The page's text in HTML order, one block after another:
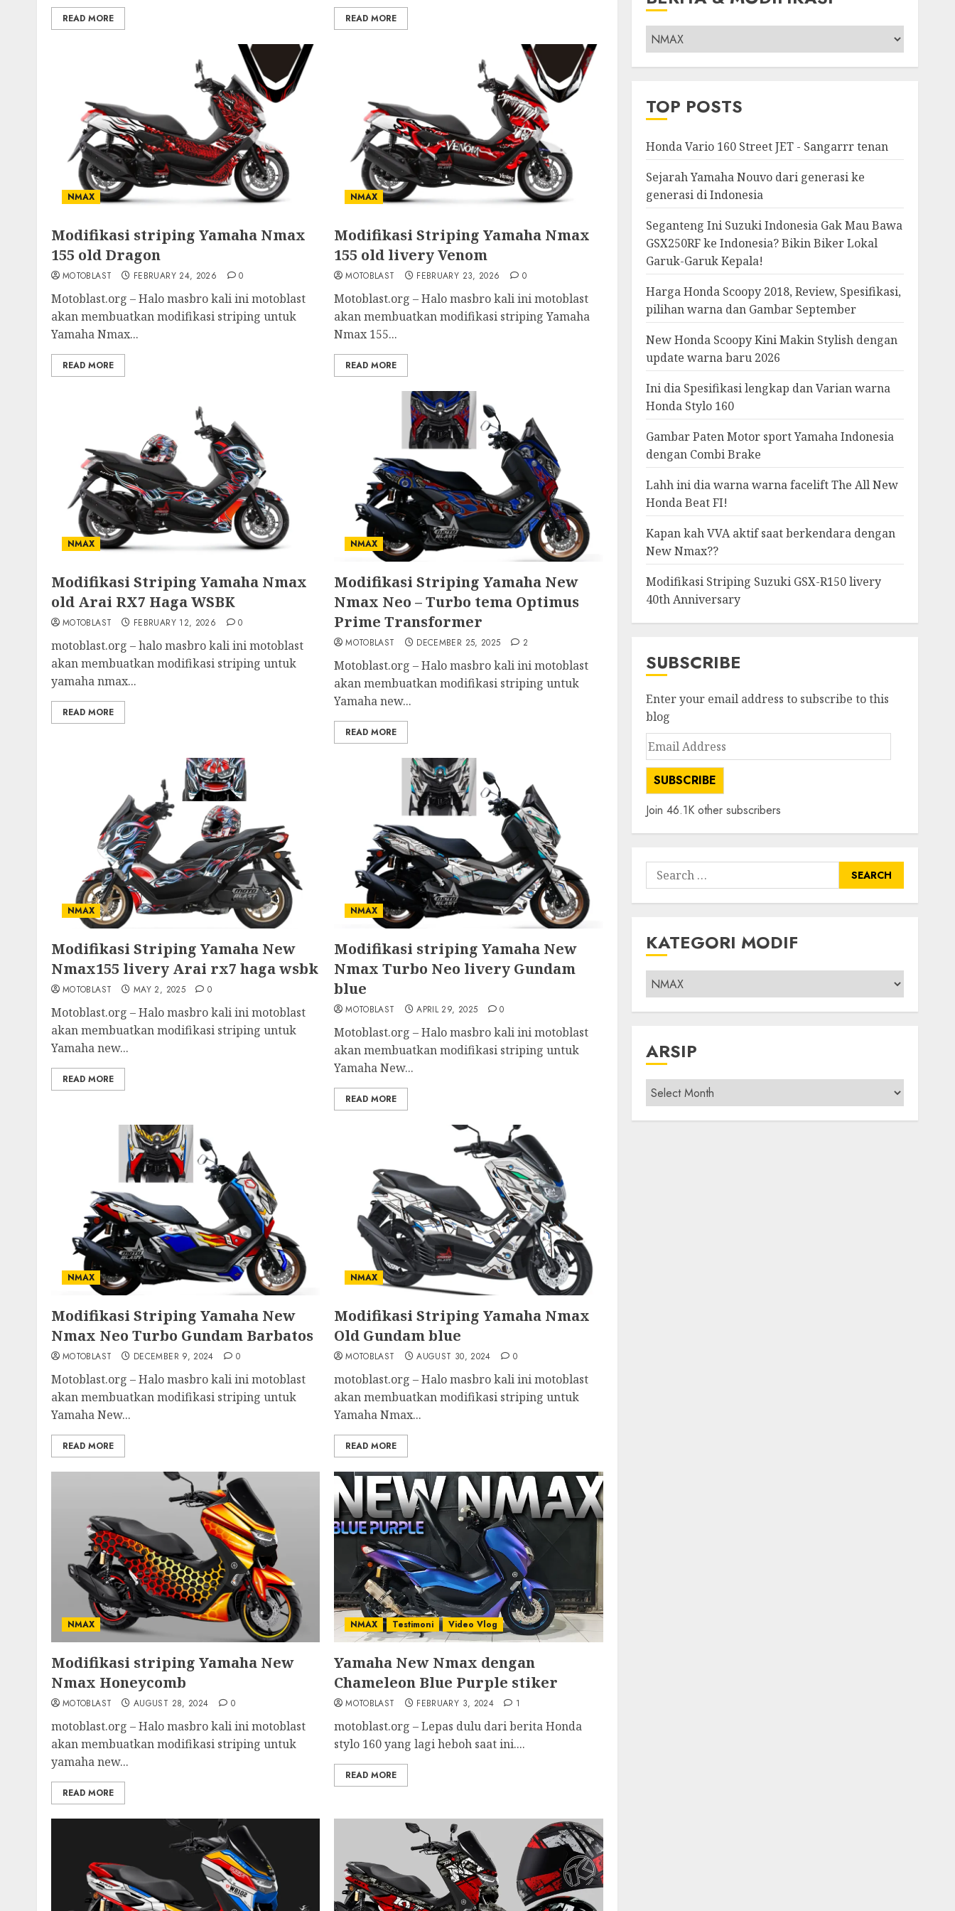
READ MORE READ MORE
NMAX
Modifikasi striping Yamaha Nmax
155 old Dragon
MOTOBLAST FEBRUARY 24, 2026 0
Motoblast.org – Halo masbro kali ini motoblast
akan membuatkan modifikasi striping untuk
Yamaha Nmax...
READ MORE
NMAX
Modifikasi Striping Yamaha Nmax
155 old livery Venom
MOTOBLAST FEBRUARY 23, 2026 0
Motoblast.org – Halo masbro kali ini motoblast
akan membuatkan modifikasi striping Yamaha
Nmax 155...
READ MORE
NMAX
Modifikasi Striping Yamaha Nmax
old Arai RX7 Haga WSBK
MOTOBLAST FEBRUARY 12, 2026 0
motoblast.org – halo masbro kali ini motoblast
akan membuatkan modifikasi striping untuk
yamaha nmax...
READ MORE
NMAX
Modifikasi Striping Yamaha New
Nmax Neo – Turbo tema Optimus
Prime Transformer
MOTOBLAST DECEMBER 25, 2025 2
Motoblast.org – Halo masbro kali ini motoblast
akan membuatkan modifikasi striping untuk
Yamaha new...
READ MORE
NMAX
Modifikasi Striping Yamaha New
Nmax155 livery Arai rx7 haga wsbk
MOTOBLAST MAY 2, 2025 0
Motoblast.org – Halo masbro kali ini motoblast
akan membuatkan modifikasi striping untuk
Yamaha new...
READ MORE
NMAX
Modifikasi striping Yamaha New
Nmax Turbo Neo livery Gundam
blue
MOTOBLAST APRIL 29, 2025 0
Motoblast.org – Halo masbro kali ini motoblast
akan membuatkan modifikasi striping untuk
Yamaha New...
READ MORE
NMAX
Modifikasi Striping Yamaha New
Nmax Neo Turbo Gundam Barbatos
MOTOBLAST DECEMBER 9, 2024 0
Motoblast.org – Halo masbro kali ini motoblast
akan membuatkan modifikasi striping untuk
Yamaha New...
READ MORE
NMAX
Modifikasi Striping Yamaha Nmax
Old Gundam blue
MOTOBLAST AUGUST 30, 2024 0
motoblast.org – Halo masbro kali ini motoblast
akan membuatkan modifikasi striping untuk
Yamaha Nmax...
READ MORE
NMAX
Modifikasi striping Yamaha New
Nmax Honeycomb
MOTOBLAST AUGUST 28, 2024 0
motoblast.org – Halo masbro kali ini motoblast
akan membuatkan modifikasi striping untuk
yamaha new...
READ MORE
NMAX Testimoni Video Vlog
Yamaha New Nmax dengan
Chameleon Blue Purple stiker
MOTOBLAST FEBRUARY 3, 2024 1
motoblast.org – Lepas dulu dari berita Honda
stylo 160 yang lagi heboh saat ini....
READ MORE
Berita
&
Modifikasi
TOP POSTS
Honda Vario 160 Street JET - Sangarrr tenan
Sejarah Yamaha Nouvo dari generasi ke
generasi di Indonesia
Seganteng Ini Suzuki Indonesia Gak Mau Bawa
GSX250RF ke Indonesia? Bikin Biker Lokal
Garuk-Garuk Kepala!
Harga Honda Scoopy 2018, Review, Spesifikasi,
pilihan warna dan Gambar September
New Honda Scoopy Kini Makin Stylish dengan
update warna baru 2026
Ini dia Spesifikasi lengkap dan Varian warna
Honda Stylo 160
Gambar Paten Motor sport Yamaha Indonesia
dengan Combi Brake
Lahh ini dia warna warna facelift The All New
Honda Beat FI!
Kapan kah VVA aktif saat berkendara dengan
New Nmax??
Modifikasi Striping Suzuki GSX-R150 livery
40th Anniversary
SUBSCRIBE
Enter your email address to subscribe to this
blog
Email
Address
SUBSCRIBE
Join 46.1K other subscribers
Search
for:
KATEGORI MODIF
Kategori
modif
ARSIP
Arsip